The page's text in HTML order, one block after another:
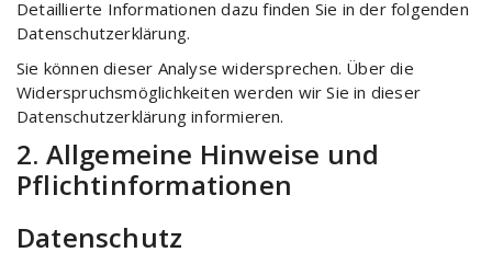
Detaillierte Informationen dazu finden Sie in der folgenden
Datenschutzerklärung.
Sie können dieser Analyse widersprechen. Über die
Widerspruchsmöglichkeiten werden wir Sie in dieser
Datenschutzerklärung informieren.
2. Allgemeine Hinweise und
Pflichtinformationen
Datenschutz